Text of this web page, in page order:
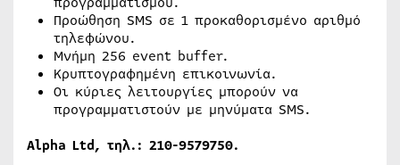
Προώθηση SMS σε 1 προκαθορισμένο αριθμό
τηλεφώνου.
Μνήμη 256 event buffer.
Κρυπτογραφημένη επικοινωνία.
Οι κύριες λειτουργίες μπορούν να
προγραμματιστούν με μηνύματα SMS.
Alpha Ltd, τηλ.: 210-9579750.